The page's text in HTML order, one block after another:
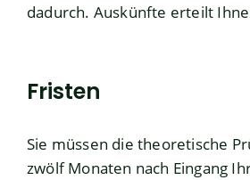
dadurch. Auskünfte erteilt
Fristen
Sie müssen die theoretische
zwölf Monaten nach Eingang